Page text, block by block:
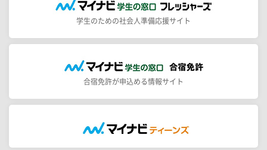
学生のための社会人準備応援サイト
合宿免許が申込める情報サイト